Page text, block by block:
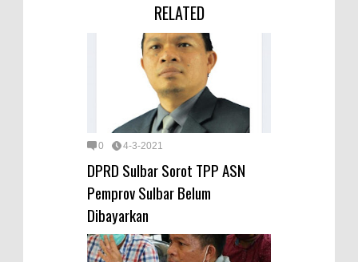
RELATED
0 4-3-2021
DPRD Sulbar Sorot TPP ASN
Pemprov Sulbar Belum
Dibayarkan